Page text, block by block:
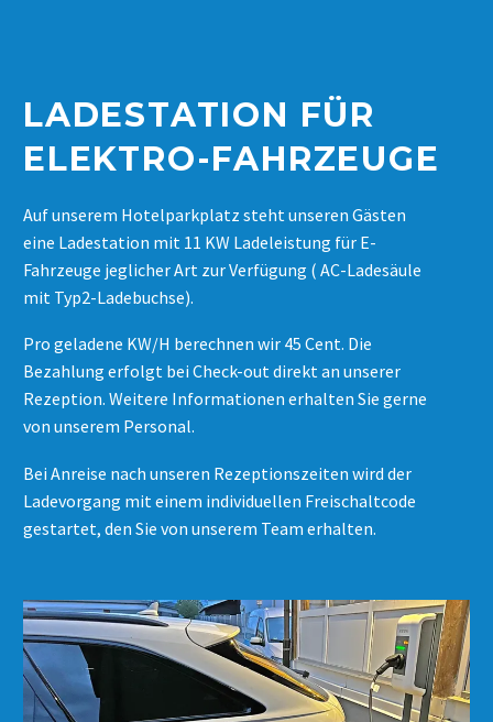
LADESTATION FÜR
ELEKTRO-FAHRZEUGE
Auf unserem Hotelparkplatz steht unseren Gästen
eine Ladestation mit 11 KW Ladeleistung für E-
Fahrzeuge jeglicher Art zur Verfügung ( AC-Ladesäule
mit Typ2-Ladebuchse).
Pro geladene KW/H berechnen wir 45 Cent. Die
Bezahlung erfolgt bei Check-out direkt an unserer
Rezeption. Weitere Informationen erhalten Sie gerne
von unserem Personal.
Bei Anreise nach unseren Rezeptionszeiten wird der
Ladevorgang mit einem individuellen Freischaltcode
gestartet, den Sie von unserem Team erhalten.